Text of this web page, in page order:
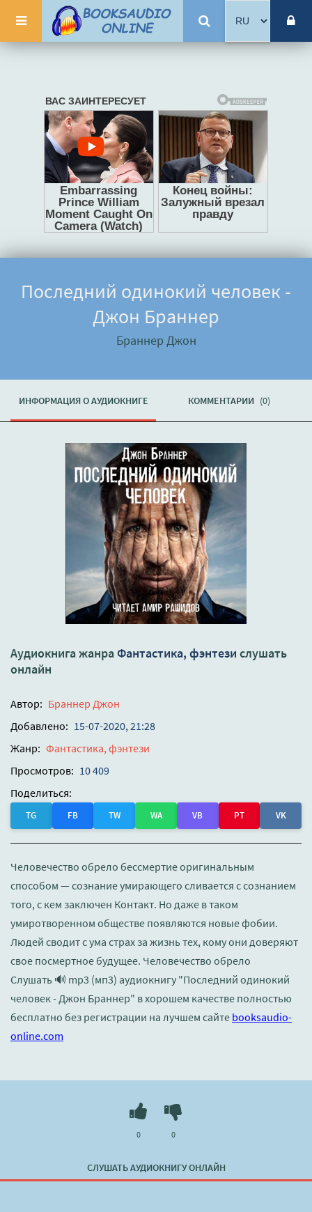
Последний одинокий человек -
Джон Браннер
Браннер Джон
ИНФОРМАЦИЯ О АУДИОКНИГЕ КОММЕНТАРИИ (0)
Аудиокнига жанра Фантастика, фэнтези слушать
онлайн
Автор: Браннер Джон
Добавлено: 15-07-2020, 21:28
Жанр: Фантастика, фэнтези
Просмотров: 10 409
Поделиться:
TG FB TW WA VB PT VK
Человечество обрело бессмертие оригинальным
способом — сознание умирающего сливается с сознанием
того, с кем заключен Контакт. Но даже в таком
умиротворенном обществе появляются новые фобии.
Людей сводит с ума страх за жизнь тех, кому они доверяют
свое посмертное будущее. Человечество обрело
Слушать 🔊 mp3 (мп3) аудиокнигу "Последний одинокий
человек - Джон Браннер" в хорошем качестве полностью
бесплатно без регистрации на лучшем сайте booksaudio-
online.com
СЛУШАТЬ АУДИОКНИГУ ОНЛАЙН
0 0